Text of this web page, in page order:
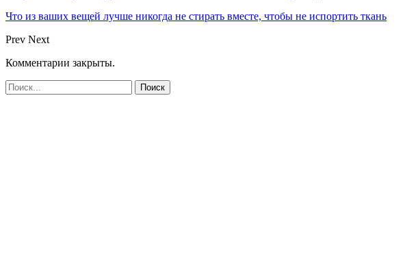
Что из ваших вещей лучше никогда не стирать вместе, чтобы не испортить ткань
Prev Next
Комментарии закрыты.